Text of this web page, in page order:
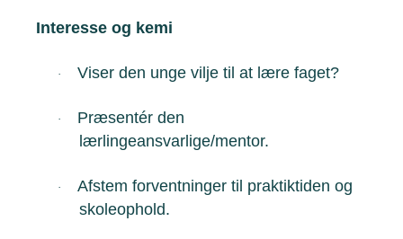
Interesse og kemi
· Viser den unge vilje til at lære faget?
·
Præsentér den
lærlingeansvarlige/mentor.
·
Afstem forventninger til praktiktiden og
skoleophold.